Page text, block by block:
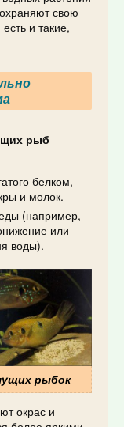
свою
и такие,
рыб
белком,
и молок.
(например,
или
воды).
рыбок
окрас и